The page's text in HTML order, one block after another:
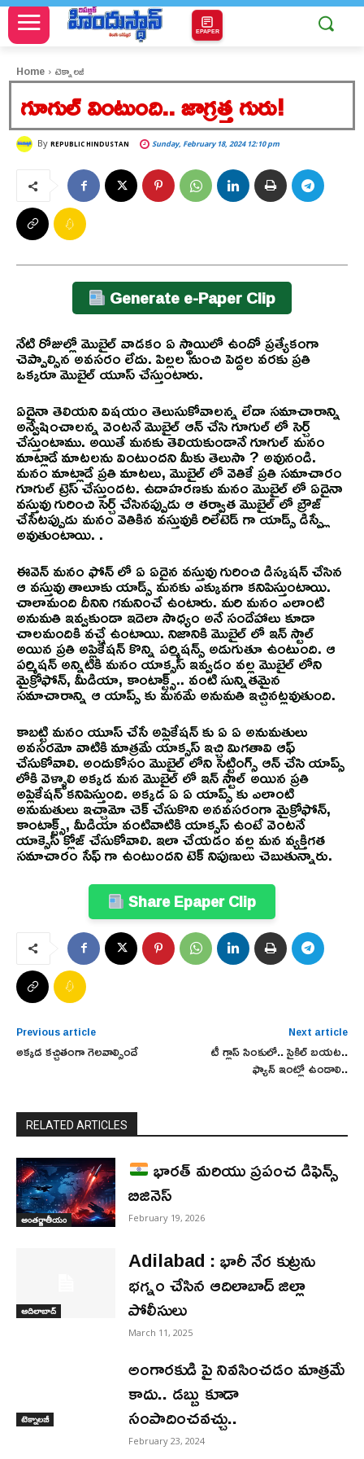
EPAPER
Home టెక్నాలజీ
గూగుల్ వింటుంది.. జాగ్రత్త గురు!
By REPUBLIC HINDUSTAN Sunday, February 18, 2024 12:10 pm
Generate e-Paper Clip
నేటి రోజుల్లో మొబైల్ వాడకం ఏ స్థాయిలో ఉందో ప్రత్యేకంగా
చెప్పాల్సిన అవసరం లేదు. పిల్లల నుంచి పెద్దల వరకు ప్రతి
ఒక్కరూ మొబైల్ యూస్ చేస్తుంటారు.
ఏదైనా తెలియని విషయం తెలుసుకోవాలన్న లేదా సమాచారాన్ని
అన్వేషించాలన్న వెంటనే మొబైల్ ఆన్ చేసి గూగుల్ లో సెర్చ్
చేస్తుంటాము. అయితే మనకు తెలియకుండానే గూగుల్ మనం
మాట్లాడే మాటలను వింటుందని మీకు తెలుసా ? అవునండి.
మనం మాట్లాడే ప్రతి మాటలు, మొబైల్ లో వెతికే ప్రతి సమాచారం
గూగుల్ ట్రెస్ చేస్తుందట. ఉదాహరణకు మనం మొబైల్ లో ఏదైనా
వస్తువు గురించి సెర్చ్ చేసినప్పుడు ఆ తర్వాత మొబైల్ లో బ్రౌజ్
చేసేటప్పుడు మనం వెతికిన వస్తువుకి రిలేటెడ్ గా యాడ్స్ డిస్ప్లే
అవుతుంటాయి. .
ఈవెన్ మనం ఫోన్ లో ఏ ఏదైన వస్తువు గురించి డిస్కషన్ చేసిన
ఆ వస్తువు తాలూకు యాడ్స్ మనకు ఎక్కువగా కనిపిస్తుంటాయి.
చాలామంది దీనిని గమనించే ఉంటారు. మరి మనం ఎలాంటి
అనుమతి ఇవ్వకుండా ఇదెలా సాధ్యం అనే సందేహాలు కూడా
చాలమందికి వచ్చే ఉంటాయి. నిజానికి మొబైల్ లో ఇన్ స్టాల్
అయిన ప్రతి అప్లికేషన్ కొన్ని పర్మిషన్స్ అడుగుతూ ఉంటుంది. ఆ
పర్మిషన్ అన్నిటికి మనం యాక్సస్ ఇవ్వడం వల్ల మొబైల్ లోని
మైక్రోఫోన్, మీడియా, కాంటాక్ట్స్.. వంటి సున్నితమైన
సమాచారాన్ని ఆ యాప్స్ కు మనమే అనుమతి ఇచ్చినట్లవుతుంది.
కాబట్టి మనం యూస్ చేసే అప్లికేషన్ కు ఏ ఏ అనుమతులు
అవసరమో వాటికి మాత్రమే యాక్సస్ ఇచ్చి మిగతావి ఆఫ్
చేసుకోవాలి. అందుకోసం మొబైల్ లోని సెట్టింగ్స్ ఆన్ చేసి యాప్స్
లోకి వెళ్ళాలి అక్కడ మన మొబైల్ లో ఇన్ స్టాల్ అయిన ప్రతి
అప్లికేషన్ కనిపిస్తుంది. అక్కడ ఏ ఏ యాప్స్ కు ఎలాంటి
అనుమతులు ఇచ్చామో చెక్ చేసుకొని అనవసరంగా మైక్రోఫోన్,
కాంటాక్ట్స్, మీడియా వంటివాటికి యాక్సస్ ఉంటే వెంటనే
యాక్సెస్ క్లోజ్ చేసుకోవాలి. ఇలా చేయడం వల్ల మన వ్యక్తిగత
సమాచారం సేఫ్ గా ఉంటుందని టెక్ నిపుణులు చెబుతున్నారు.
Share Epaper Clip
Previous article
అక్కడ కచ్చితంగా గెలవాల్సిందే
Next article
టీ గ్లాస్ సింకులో.. సైకిల్ బయట..
ఫ్యాన్ ఇంట్లో ఉండాలి..
RELATED ARTICLES
అంతర్జాతీయం
భారత్ మరియు ప్రపంచ డిఫెన్స్
బిజినెస్
February 19, 2026
ఆదిలాబాద్
Adilabad : భారీ నేర కుట్రను
భగ్నం చేసిన ఆదిలాబాద్ జిల్లా
పోలీసులు
March 11, 2025
టెక్నాలజీ
అంగారకుడి పై నివసించడం మాత్రమే
కాదు.. డబ్బు కూడా
సంపాదించవచ్చు..
February 23, 2024